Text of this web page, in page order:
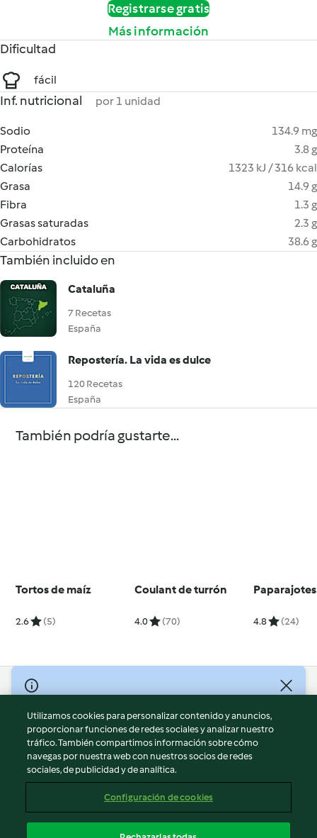
Registrarse gratis
Más información
Dificultad
fácil
Inf. nutricional por 1 unidad
Sodio
134.9 mg
Proteína
3.8 g
Calorías
1323 kJ / 316 kcal
Grasa
14.9 g
Fibra
1.3 g
Grasas saturadas
2.3 g
Carbohidratos
38.6 g
También incluido en
Cataluña
7 Recetas
España
Repostería. La vida es dulce
120 Recetas
España
También podría gustarte...
Tortos de maíz
2.6 (5)
Coulant de turrón
4.0 (70) 4.8 (24)
© Copyright 2026
Términos de uso
Política de privacidad
Aviso legal
Información legal
Reportar contenido
Utilizamos cookies para personalizar contenido y anuncios,
proporcionar funciones de redes sociales y analizar nuestro
tráfico. También compartimos información sobre cómo
navegas por nuestra web con nuestros socios de redes
sociales, de publicidad y de analítica.
Configuración de cookies